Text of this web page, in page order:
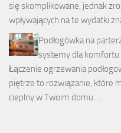
się skomplikowane, jednak
wpływających na te wydatki
Podłogówka na
systemy dla komfortu
Łączenie ogrzewania
piętrze to rozwiązanie, które
cieplny w Twoim domu …